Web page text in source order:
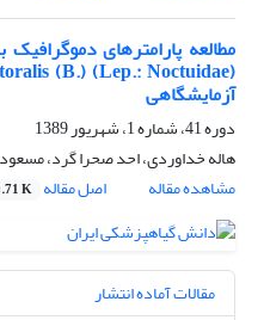
آزمایشگاهی
دوره 41، شماره 1، شهریور 1389
هاله خداوردی، احد صحرا گرد،
مشاهده مقاله
اصل مقاله K
مقالات آماده انتشار